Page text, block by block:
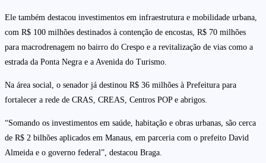
Ele também destacou investimentos em infraestrutura e mobilidade urbana,
com R$ 100 milhões destinados à contenção de encostas, R$ 70 milhões
para macrodrenagem no bairro do Crespo e a revitalização de vias como a
estrada da Ponta Negra e a Avenida do Turismo.
Na área social, o senador já destinou R$ 36 milhões à Prefeitura para
fortalecer a rede de CRAS, CREAS, Centros POP e abrigos.
“Somando os investimentos em saúde, habitação e obras urbanas, são cerca
de R$ 2 bilhões aplicados em Manaus, em parceria com o prefeito David
Almeida e o governo federal”, destacou Braga.